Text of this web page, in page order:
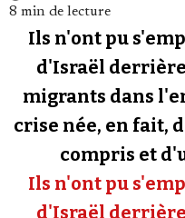
Revues
Faire
Se
8 min de lecture
Ils n'ont pu
d'Israël
migrants dans
crise née, en fait,
compris et
Ils n'ont pu
d'Israël